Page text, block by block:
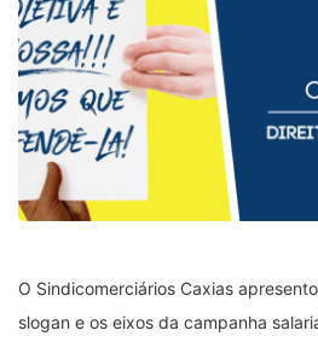
O Sindicomerciários Caxias
slogan e os eixos da campanha